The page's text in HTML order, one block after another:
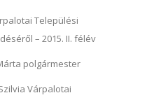
Települési
– 2015. II. félév
polgármester
Várpalotai